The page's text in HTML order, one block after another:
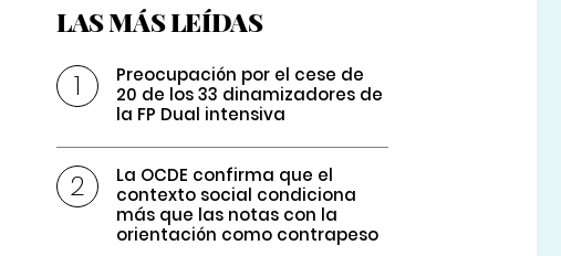
LAS MÁS LEÍDAS
Preocupación por el cese de
20 de los 33 dinamizadores de
la FP Dual intensiva
La OCDE confirma que el
contexto social condiciona
más que las notas con la
orientación como contrapeso